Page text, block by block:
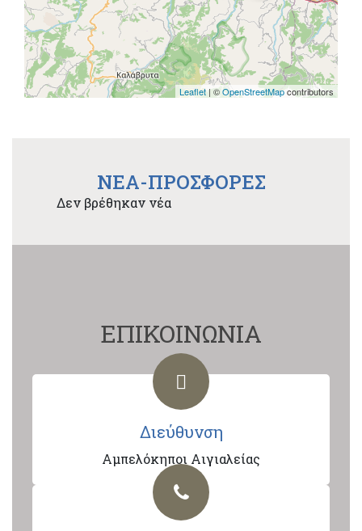
Leaflet | ©OpenStreetMapcontributors
NEA-ΠΡΟΣΦΟΡΕΣ
Δεν βρέθηκαν νέα
ΕΠΙΚΟΙΝΩΝΙΑ
Διεύθυνση
Αμπελόκηποι Αιγιαλείας